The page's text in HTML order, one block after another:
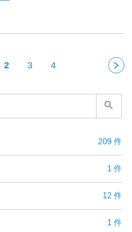
2 3 4
209 件
1 件
12 件
1 件